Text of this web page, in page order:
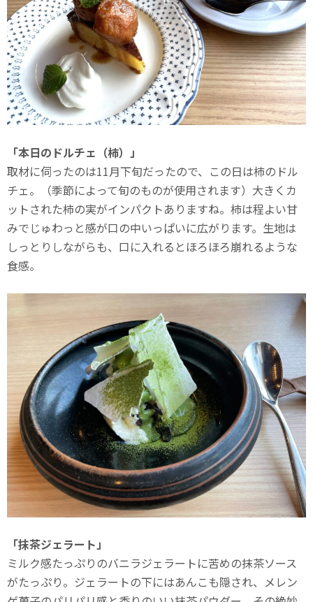
「本日のドルチェ（柿）」
取材に伺ったのは11月下旬だったので、この日は柿のドル
チェ。（季節によって旬のものが使用されます）大きくカ
ットされた柿の実がインパクトありますね。柿は程よい甘
みでじゅわっと感が口の中いっぱいに広がります。生地は
しっとりしながらも、口に入れるとほろほろ崩れるような
食感。
「抹茶ジェラート」
ミルク感たっぷりのバニラジェラートに苦めの抹茶ソース
がたっぷり。ジェラートの下にはあんこも隠され、メレン